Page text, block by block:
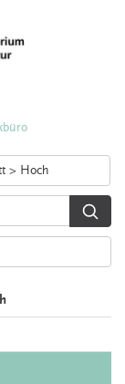
> Hoch